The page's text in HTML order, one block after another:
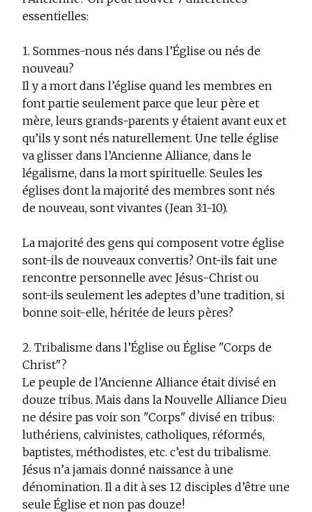
essentielles:
1. Sommes-nous nés dans l’Église ou nés de
nouveau?
Il y a mort dans l’église quand les membres en
font partie seulement parce que leur père et
mère, leurs grands-parents y étaient avant eux et
qu’ils y sont nés naturellement. Une telle église
va glisser dans l’Ancienne Alliance, dans le
légalisme, dans la mort spirituelle. Seules les
églises dont la majorité des membres sont nés
de nouveau, sont vivantes (Jean 3:1-10).
La majorité des gens qui composent votre église
sont-ils de nouveaux convertis? Ont-ils fait une
rencontre personnelle avec Jésus-Christ ou
sont-ils seulement les adeptes d’une tradition, si
bonne soit-elle, héritée de leurs pères?
2. Tribalisme dans l’Église ou Église "Corps de
Christ"?
Le peuple de l’Ancienne Alliance était divisé en
douze tribus. Mais dans la Nouvelle Alliance Dieu
ne désire pas voir son "Corps" divisé en tribus:
luthériens, calvinistes, catholiques, réformés,
baptistes, méthodistes, etc. c’est du tribalisme.
Jésus n’a jamais donné naissance à une
dénomination. Il a dit à ses 12 disciples d’être une
seule Église et non pas douze!